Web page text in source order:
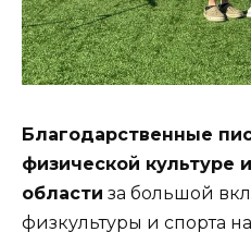
Благодарственные
физической культуре
области за большой
физкультуры и спорта